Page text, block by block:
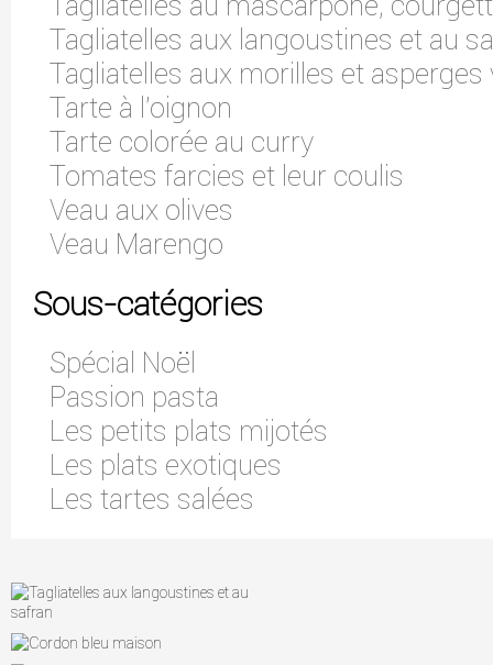
Tagliatelles aux langoustines et au
Tagliatelles aux morilles et asperges
Tarte à l'oignon
Tarte colorée au curry
Tomates farcies et leur coulis
Veau aux olives
Veau Marengo
Sous-catégories
Spécial Noël
Passion pasta
Les petits plats mijotés
Les plats exotiques
Les tartes salées